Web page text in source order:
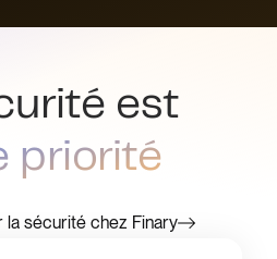
est
priorité
la sécurité chez Finary